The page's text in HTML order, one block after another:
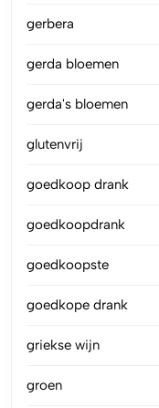
gerbera
gerda bloemen
gerda's bloemen
glutenvrij
goedkoop drank
goedkoopdrank
goedkoopste
goedkope drank
griekse wijn
groen